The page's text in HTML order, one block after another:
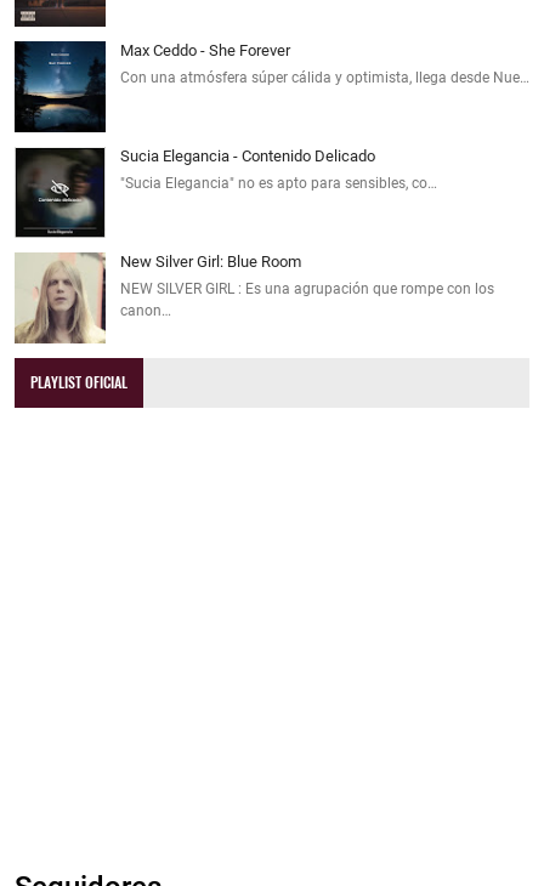
Max Ceddo - She Forever
Con una atmósfera súper cálida y optimista, llega desde Nue…
Sucia Elegancia - Contenido Delicado
"Sucia Elegancia" no es apto para sensibles, co…
New Silver Girl: Blue Room
NEW SILVER GIRL : Es una agrupación que rompe con los
canon…
PLAYLIST OFICIAL